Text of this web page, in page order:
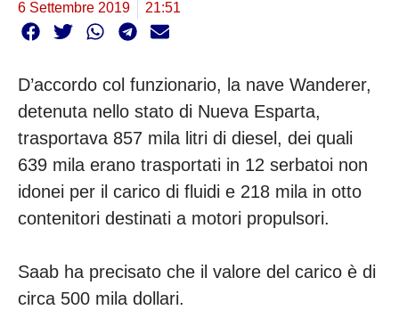
6 Settembre 2019 21:51
D’accordo col funzionario, la nave Wanderer,
detenuta nello stato di Nueva Esparta,
trasportava 857 mila litri di diesel, dei quali
639 mila erano trasportati in 12 serbatoi non
idonei per il carico di fluidi e 218 mila in otto
contenitori destinati a motori propulsori.
Saab ha precisato che il valore del carico è di
circa 500 mila dollari.